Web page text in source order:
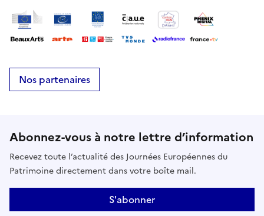
Nos partenaires
Abonnez-vous à notre lettre d’information
Recevez toute l’actualité des Journées Européennes du
Patrimoine directement dans votre boîte mail.
S'abonner